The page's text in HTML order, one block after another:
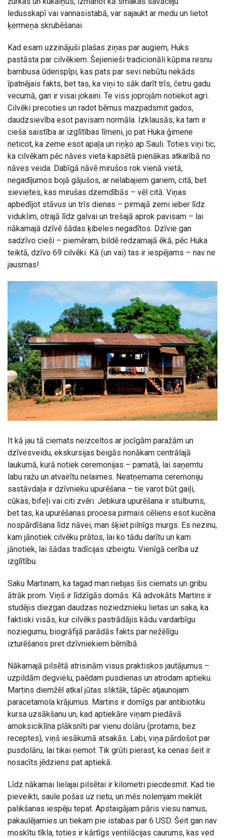
ledusskapī vai vannasistabā, var sajaukt ar medu un lietot
ķermeņa skrubēšanai.
Kad esam uzzinājuši plašas ziņas par augiem, Huks
pastāsta par cilvēkiem. Šejienieši tradicionāli kūpina resnu
bambusa ūdenspīpi, kas pats par sevi nebūtu nekāds
īpatnējais fakts, bet tas, ka viņi to sāk darīt trīs, četru gadu
vecumā, gan ir visai jokaini. Te viss joprojām notiekot agri.
Cilvēki precoties un radot bērnus mazpadsmit gados,
daudzsievība esot pavisam normāla. Izklausās, ka tam ir
cieša saistība ar izglītības līmeni, jo pat Huka ģimene
neticot, ka zeme esot apaļa un riņķo ap Sauli. Toties viņi tic,
ka cilvēkam pēc nāves vieta kapsētā pienākas atkarībā no
nāves veida. Dabīgā nāvē mirušos rok vienā vietā,
negadījumos bojā gājušos, ar nelabajiem gariem, citā, bet
sievietes, kas mirušas dzemdībās – vēl citā. Viņas
apbedījot stāvus un trīs dienas – pirmajā zemi ieber līdz
viduklim, otrajā līdz galvai un trešajā aprok pavisam – lai
nākamajā dzīvē šādas ķibeles negadītos. Dzīvie gan
sadzīvo cieši – piemēram, bildē redzamajā ēkā, pēc Huka
teiktā, dzīvo 69 cilvēki. Kā (un vai) tas ir iespējams – nav ne
jausmas!
It kā jau tā ciemats neizceltos ar jocīgām paražām un
dzīvesveidu, ekskursijas beigās nonākam centrālajā
laukumā, kurā notiek ceremonijas – pamatā, lai saņemtu
labu ražu un atvairītu nelaimes. Neatņemama ceremoniju
sastāvdaļa ir dzīvnieku upurēšana – tie varot būt gaiļi,
cūkas, bifeļi vai citi zvēri. Jebkura upurēšana ir stulbums,
bet tas, ka upurēšanas procesa pirmais cēliens esot kucēna
nospārdīšana līdz nāvei, man šķiet pilnīgs murgs. Es nezinu,
kam jānotiek cilvēku prātos, lai ko tādu darītu un kam
jānotiek, lai šādas tradīcijas izbeigtu. Vienīgā cerība uz
izglītību.
Saku Martinam, ka tagad man riebjas šis ciemats un gribu
ātrāk prom. Viņš ir līdzīgās domās. Kā advokāts Martins ir
studējis diezgan daudzas noziedznieku lietas un saka, ka
faktiski visās, kur cilvēks pastrādājis kādu vardarbīgu
noziegumu, biogrāfijā parādās fakts par nežēlīgu
izturēšanos pret dzīvniekiem bērnībā.
Nākamajā pilsētā atrisinām visus praktiskos jautājumus –
uzpildām degvielu, paēdam pusdienas un atrodam aptieku.
Martins diemžēl atkal jūtas sliktāk, tāpēc atjaunojam
paracetamola krājumus. Martins ir domīgs par antibiotiku
kursa uzsākšanu un, kad aptiekāre viņam piedāvā
amoksiciklīna plāksnīti par vienu dolāru (protams, bez
receptes), viņš iesākumā atsakās. Labi, viņa pārdošot par
pusdolāru, lai tikai ņemot. Tik grūti pierast, ka cenas šeit ir
nosacīts jēdziens pat aptiekā.
Līdz nākamai lielajai pilsētai ir kilometri piecdesmit. Kad tie
pieveikti, saule pošas uz rietu, un mēs nolemjam meklēt
palikšanas iespēju tepat. Apstaigājam pāris viesu namus,
pakaulējamies un tiekam pie istabas par 6 USD. Šeit gan nav
moskītu tīkla, toties ir kārtīgs ventilācijas caurums, kas ved